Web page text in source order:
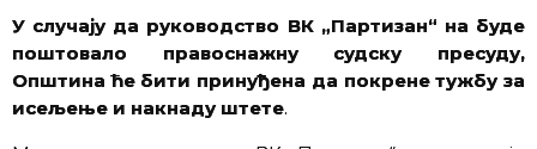
У случају да руководство ВК „Партизан“ на буде
поштовало правоснажну судску пресуду,
Oпштина ће бити принуђена да покрене тужбу за
исељење и накнаду штете.